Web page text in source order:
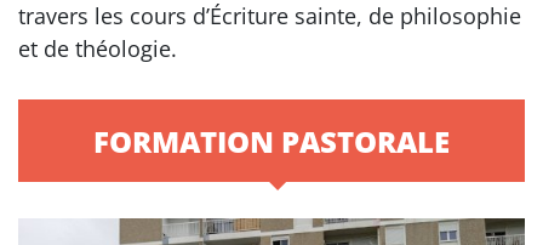
travers les cours d’Écriture sainte, de philosophie
et de théologie.
FORMATION PASTORALE